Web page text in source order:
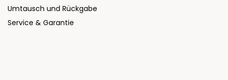
Umtausch und Rückgabe
Service & Garantie